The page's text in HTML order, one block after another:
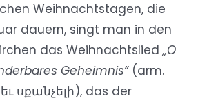
Weihnachtstagen, die
dauern, singt man in den
das Weihnachtslied„O
Geheimnis“(arm.
սքանչելի), das der